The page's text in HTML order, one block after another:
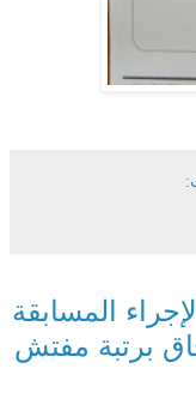
المسابقة
برتبة مفتش